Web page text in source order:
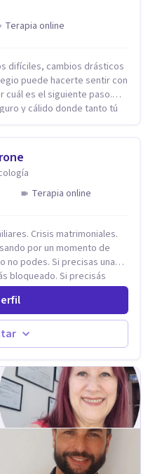
Terapia online
difíciles, cambios drásticos
puede hacerte sentir con
cuál es el siguiente paso.
y cálido donde tanto tú
adaptadas a la edad de
y los tecnicismos.
entender las emociones
Acompaño a
con la ansiedad, la
escolares, así como a
claras para educar
dar el
familiar más armoniosa,
a trabajar juntos.
Terapia online
Crisis matrimoniales.
por un momento de
no podes. Si precisas una
bloqueado. Si precisás
proyectos, objetivos,
que te pasa no es tan
en adicciones y tu
pasando. No dudes
a resolver la situación que